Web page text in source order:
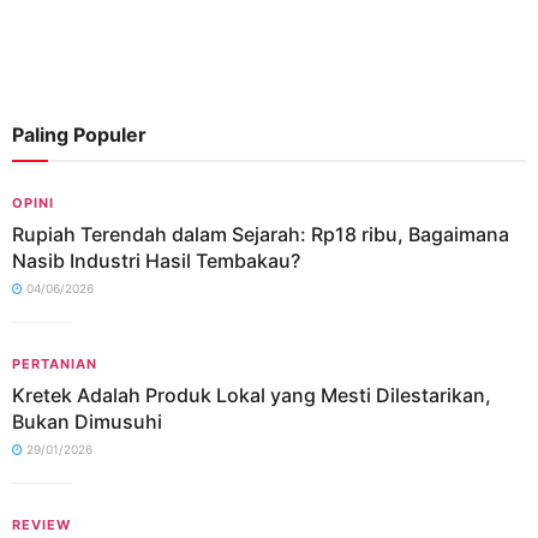
Paling Populer
OPINI
Rupiah Terendah dalam Sejarah: Rp18 ribu, Bagaimana
Nasib Industri Hasil Tembakau?
04/06/2026
PERTANIAN
Kretek Adalah Produk Lokal yang Mesti Dilestarikan,
Bukan Dimusuhi
29/01/2026
REVIEW